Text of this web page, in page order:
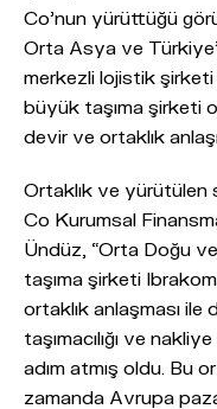
Co’nun yürüttüğü
Orta Asya ve
merkezli lojistik şirketi
büyük taşıma şirketi
devir ve ortaklık
Ortaklık ve yürütülen
Co Kurumsal
Ündüz, “Orta Doğu
taşıma şirketi
ortaklık anlaşması ile
taşımacılığı ve
adım atmış oldu. Bu
zamanda Avrupa